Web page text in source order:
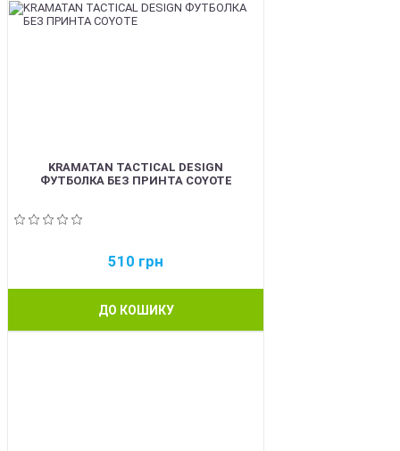
KRAMATAN TACTICAL DESIGN
ФУТБОЛКА БЕЗ ПРИНТА COYOTE
510 грн
ДО КОШИКУ